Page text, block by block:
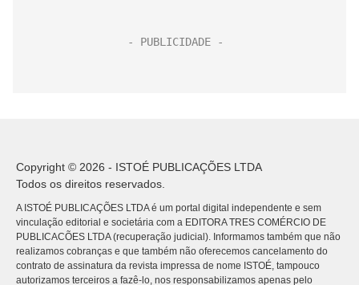
Copyright © 2026 - ISTOÉ PUBLICAÇÕES LTDA
Todos os direitos reservados.
A ISTOÉ PUBLICAÇÕES LTDA é um portal digital independente e sem
vinculação editorial e societária com a EDITORA TRES COMÉRCIO DE
PUBLICACÕES LTDA (recuperação judicial). Informamos também que não
realizamos cobranças e que também não oferecemos cancelamento do
contrato de assinatura da revista impressa de nome ISTOÉ, tampouco
autorizamos terceiros a fazê-lo, nos responsabilizamos apenas pelo